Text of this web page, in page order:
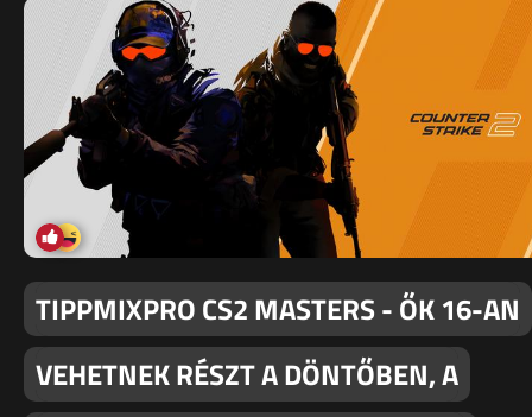
TIPPMIXPRO CS2 MASTERS - ŐK 16-AN
VEHETNEK RÉSZT A DÖNTŐBEN, A